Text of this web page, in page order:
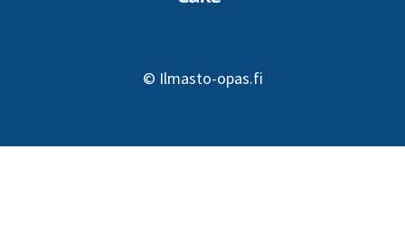
© Ilmasto-opas.fi